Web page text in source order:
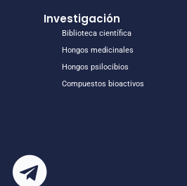
Investigación
Biblioteca científica
Hongos medicinales
Hongos psilocibios
Compuestos bioactivos